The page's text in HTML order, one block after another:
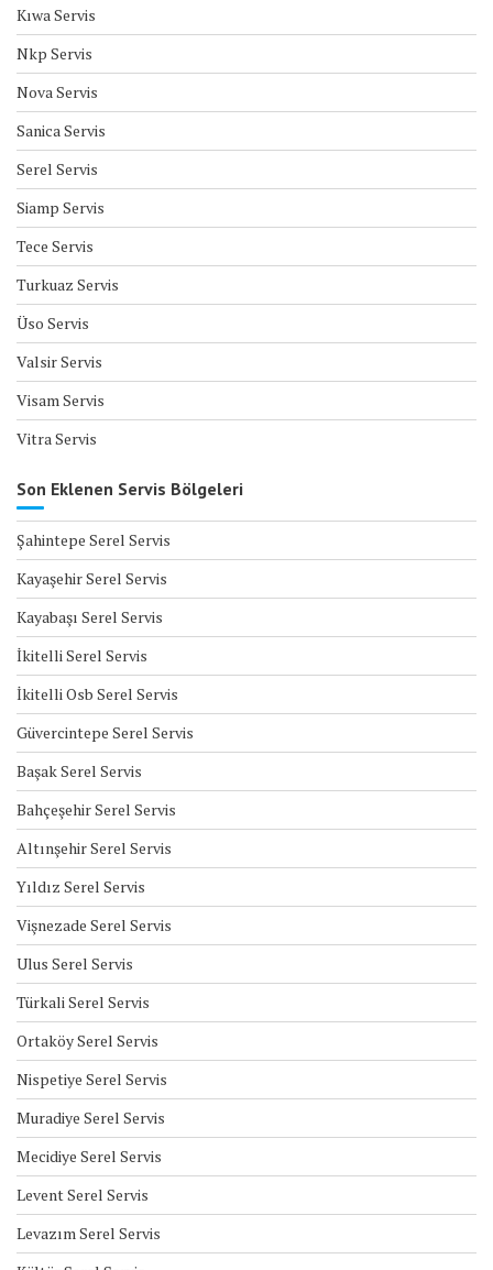
Kıwa Servis
Nkp Servis
Nova Servis
Sanica Servis
Serel Servis
Siamp Servis
Tece Servis
Turkuaz Servis
Üso Servis
Valsir Servis
Visam Servis
Vitra Servis
Son Eklenen Servis Bölgeleri
Şahintepe Serel Servis
Kayaşehir Serel Servis
Kayabaşı Serel Servis
İkitelli Serel Servis
İkitelli Osb Serel Servis
Güvercintepe Serel Servis
Başak Serel Servis
Bahçeşehir Serel Servis
Altınşehir Serel Servis
Yıldız Serel Servis
Vişnezade Serel Servis
Ulus Serel Servis
Türkali Serel Servis
Ortaköy Serel Servis
Nispetiye Serel Servis
Muradiye Serel Servis
Mecidiye Serel Servis
Levent Serel Servis
Levazım Serel Servis